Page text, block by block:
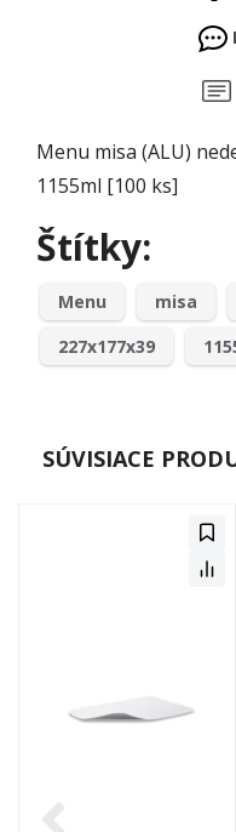
Menu misa (ALU)
1155ml [100 ks]
Štítky:
Menu misa
227x177x39
SÚVISIACE